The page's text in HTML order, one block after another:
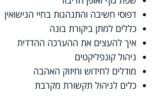
דפוסי חשיבה והתנהגות בחיי הנישואין
כללים למתן ביקורת בונה
איך להעצים את ההערכה ההדדית
ניהול קונפליקטים
מודלים לחידוש וחיזוק האהבה
כלים לניהול תקשורת מקרבת